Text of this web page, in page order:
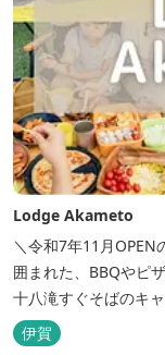
Lodge Akameto
＼令和7年11月
囲まれた、BBQやピ
十八滝すぐそばのキャンプ場です。 ★大
から120分の好アク
をしながら子どもが
伊賀